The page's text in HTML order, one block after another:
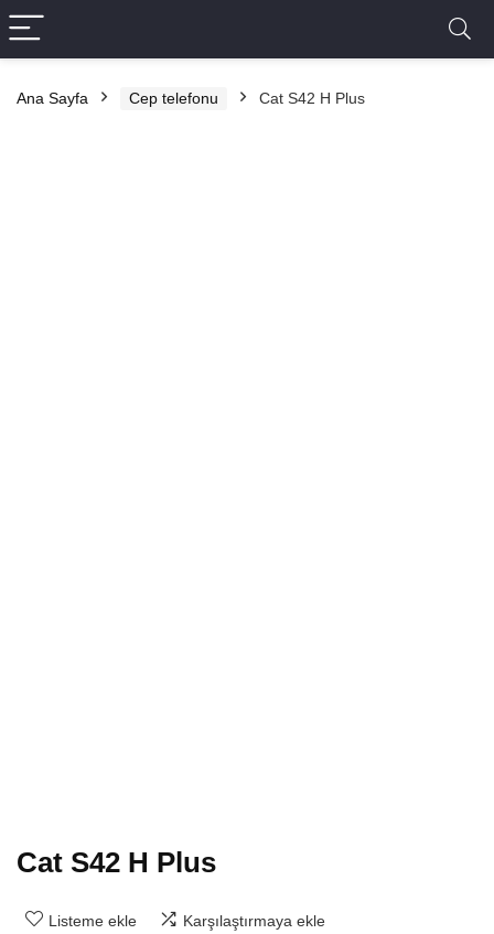
Ana Sayfa Cep telefonu Cat S42 H Plus
Cat S42 H Plus
Listeme ekle Karşılaştırmaya ekle